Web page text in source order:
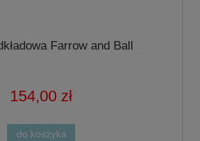
Farrow and Ball
154,00 zł
do koszyka